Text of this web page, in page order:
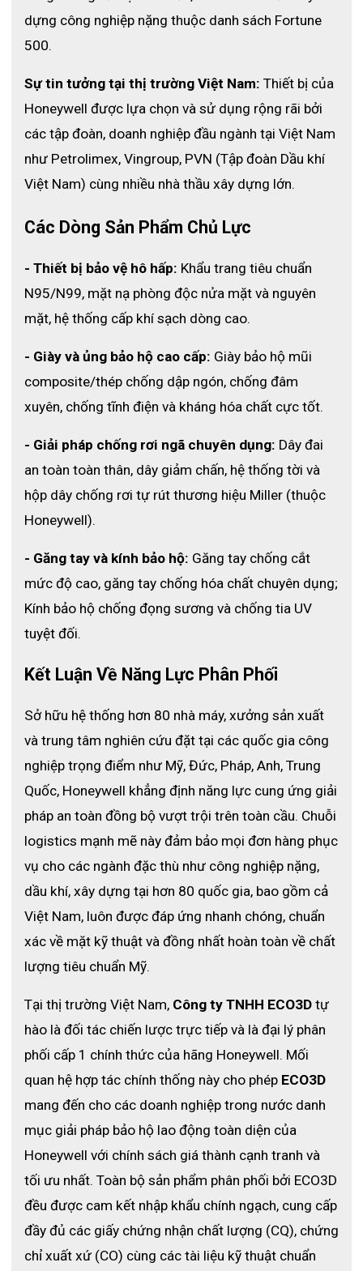
dựng công nghiệp nặng thuộc danh sách Fortune
500.
Sự tin tưởng tại thị trường Việt Nam: Thiết bị của
Honeywell được lựa chọn và sử dụng rộng rãi bởi
các tập đoàn, doanh nghiệp đầu ngành tại Việt Nam
như Petrolimex, Vingroup, PVN (Tập đoàn Dầu khí
Việt Nam) cùng nhiều nhà thầu xây dựng lớn.
Các Dòng Sản Phẩm Chủ Lực
- Thiết bị bảo vệ hô hấp: Khẩu trang tiêu chuẩn
N95/N99, mặt nạ phòng độc nửa mặt và nguyên
mặt, hệ thống cấp khí sạch dòng cao.
- Giày và ủng bảo hộ cao cấp: Giày bảo hộ mũi
composite/thép chống dập ngón, chống đâm
xuyên, chống tĩnh điện và kháng hóa chất cực tốt.
- Giải pháp chống rơi ngã chuyên dụng: Dây đai
an toàn toàn thân, dây giảm chấn, hệ thống tời và
hộp dây chống rơi tự rút thương hiệu Miller (thuộc
Honeywell).
- Găng tay và kính bảo hộ: Găng tay chống cắt
mức độ cao, găng tay chống hóa chất chuyên dụng;
Kính bảo hộ chống đọng sương và chống tia UV
tuyệt đối.
Kết Luận Về Năng Lực Phân Phối
Sở hữu hệ thống hơn 80 nhà máy, xưởng sản xuất
và trung tâm nghiên cứu đặt tại các quốc gia công
nghiệp trọng điểm như Mỹ, Đức, Pháp, Anh, Trung
Quốc, Honeywell khẳng định năng lực cung ứng giải
pháp an toàn đồng bộ vượt trội trên toàn cầu. Chuỗi
logistics mạnh mẽ này đảm bảo mọi đơn hàng phục
vụ cho các ngành đặc thù như công nghiệp nặng,
dầu khí, xây dựng tại hơn 80 quốc gia, bao gồm cả
Việt Nam, luôn được đáp ứng nhanh chóng, chuẩn
xác về mặt kỹ thuật và đồng nhất hoàn toàn về chất
lượng tiêu chuẩn Mỹ.
Tại thị trường Việt Nam, Công ty TNHH ECO3D tự
hào là đối tác chiến lược trực tiếp và là đại lý phân
phối cấp 1 chính thức của hãng Honeywell. Mối
quan hệ hợp tác chính thống này cho phép ECO3D
mang đến cho các doanh nghiệp trong nước danh
mục giải pháp bảo hộ lao động toàn diện của
Honeywell với chính sách giá thành cạnh tranh và
tối ưu nhất. Toàn bộ sản phẩm phân phối bởi ECO3D
đều được cam kết nhập khẩu chính ngạch, cung cấp
đầy đủ các giấy chứng nhận chất lượng (CQ), chứng
chỉ xuất xứ (CO) cùng các tài liệu kỹ thuật chuẩn